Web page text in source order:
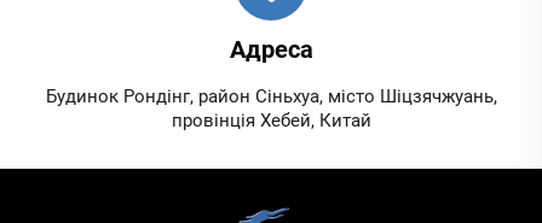
Адреса
Будинок Рондінг, район Сіньхуа, місто Шіцзячжуань,
провінція Хебей, Китай